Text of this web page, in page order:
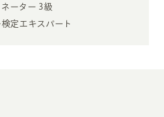
ーター 3級
定エキスパート